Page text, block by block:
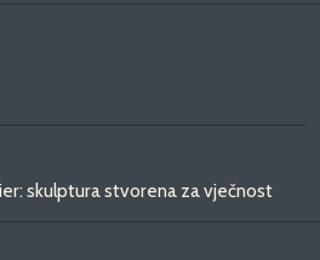
skulptura stvorena za vječnost